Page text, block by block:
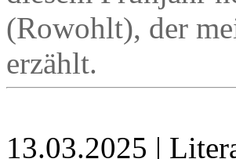
(Rowohlt), der
erzählt.
13.03.2025 |